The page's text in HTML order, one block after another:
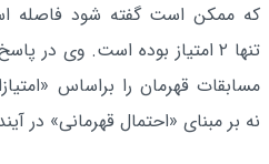
که ممکن است گفته شود فاصله
تنها ۲ امتیاز بوده است. وی در
مسابقات قهرمان را براساس
نه بر مبنای «احتمال قهرمانی» در